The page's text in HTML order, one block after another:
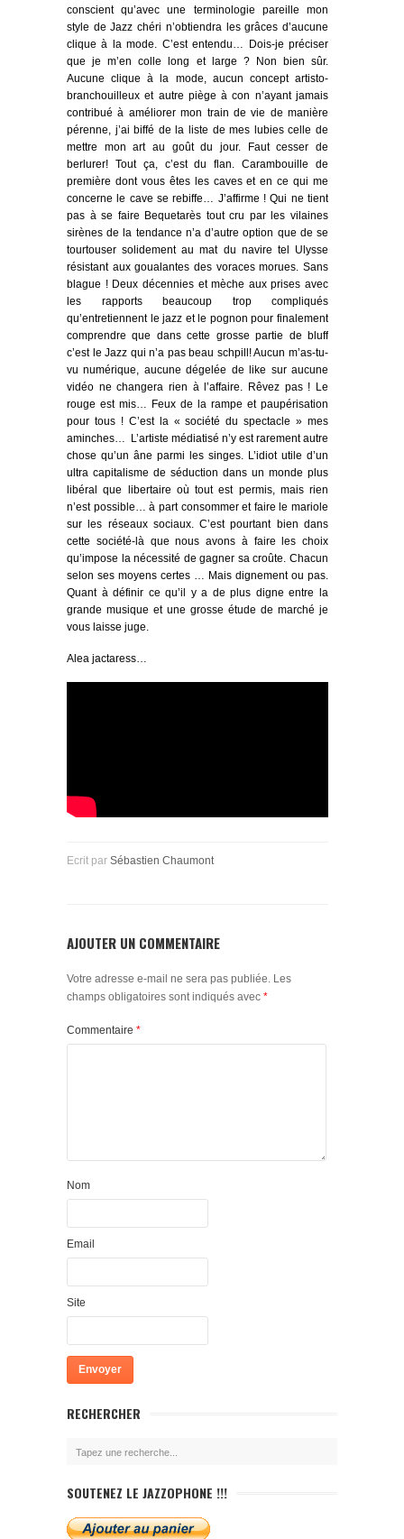
conscient qu’avec une terminologie pareille mon
style de Jazz chéri n’obtiendra les grâces d’aucune
clique à la mode. C’est entendu… Dois-je préciser
que je m’en colle long et large ? Non bien sûr.
Aucune clique à la mode, aucun concept artisto-
branchouilleux et autre piège à con n’ayant jamais
contribué à améliorer mon train de vie de manière
pérenne, j’ai biffé de la liste de mes lubies celle de
mettre mon art au goût du jour. Faut cesser de
berlurer! Tout ça, c’est du flan. Carambouille de
première dont vous êtes les caves et en ce qui me
concerne le cave se rebiffe… J’affirme ! Qui ne tient
pas à se faire Bequetarès tout cru par les vilaines
sirènes de la tendance n’a d’autre option que de se
tourtouser solidement au mat du navire tel Ulysse
résistant aux goualantes des voraces morues. Sans
blague ! Deux décennies et mèche aux prises avec
les rapports beaucoup trop compliqués
qu’entretiennent le jazz et le pognon pour finalement
comprendre que dans cette grosse partie de bluff
c’est le Jazz qui n’a pas beau schpill! Aucun m’as-tu-
vu numérique, aucune dégelée de like sur aucune
vidéo ne changera rien à l’affaire. Rêvez pas ! Le
rouge est mis… Feux de la rampe et paupérisation
pour tous ! C’est la « société du spectacle » mes
aminches… L’artiste médiatisé n’y est rarement autre
chose qu’un âne parmi les singes. L’idiot utile d’un
ultra capitalisme de séduction dans un monde plus
libéral que libertaire où tout est permis, mais rien
n’est possible… à part consommer et faire le mariole
sur les réseaux sociaux. C’est pourtant bien dans
cette société-là que nous avons à faire les choix
qu’impose la nécessité de gagner sa croûte. Chacun
selon ses moyens certes … Mais dignement ou pas.
Quant à définir ce qu’il y a de plus digne entre la
grande musique et une grosse étude de marché je
vous laisse juge.
Alea jactaress…
Ecrit par Sébastien Chaumont
AJOUTER UN COMMENTAIRE
Votre adresse e-mail ne sera pas publiée. Les
champs obligatoires sont indiqués avec *
Commentaire *
Nom
Email
Site
RECHERCHER
SOUTENEZ LE JAZZOPHONE !!!